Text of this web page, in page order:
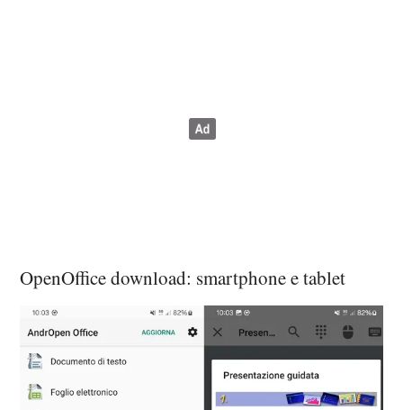
OpenOffice download: smartphone e tablet